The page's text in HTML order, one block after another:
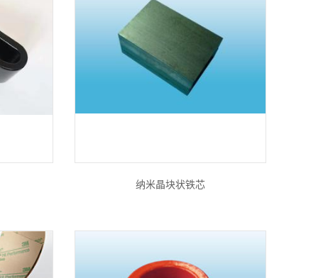
纳米晶块状铁芯